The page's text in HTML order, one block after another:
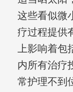
这些看似微
疗过程提供
上影响着包
内所有治疗
常护理不到